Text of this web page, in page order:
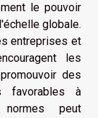
le pouvoir
globale.
entreprises et
les
des
favorables à
normes peut